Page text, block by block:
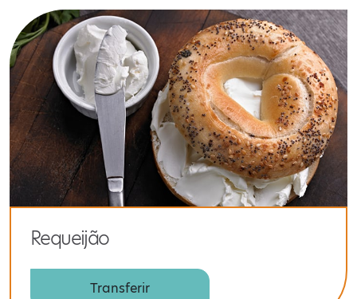
Requeijão
Transferir